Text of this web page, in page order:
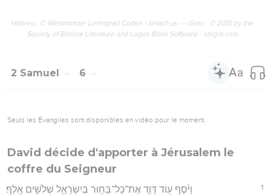
Hébreu : © Westminster Leningrad Codex - tanach.us --- Grec : © 2010 by the
Society of Biblical Literature and Logos Bible Software - sblgnt.com
2 Samuel 6
Seuls les Évangiles sont disponibles en vidéo pour le moment.
David décide d'apporter à Jérusalem le
coffre du Seigneur
1 וַיֹּ֨סֶף ע֥וֹד דָּוִ֛ד אֶת־כָּל־בָּח֥וּר בְּיִשְׂרָאֵ֖ל שְׁלֹשִׁ֥ים אָֽלֶף׃